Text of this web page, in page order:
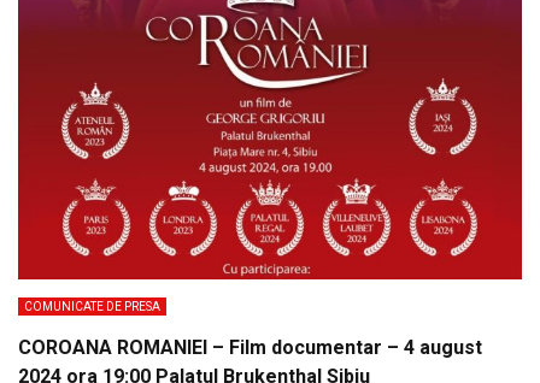
COMUNICATE DE PRESA
COROANA ROMANIEI – Film documentar – 4 august
2024 ora 19:00 Palatul Brukenthal Sibiu